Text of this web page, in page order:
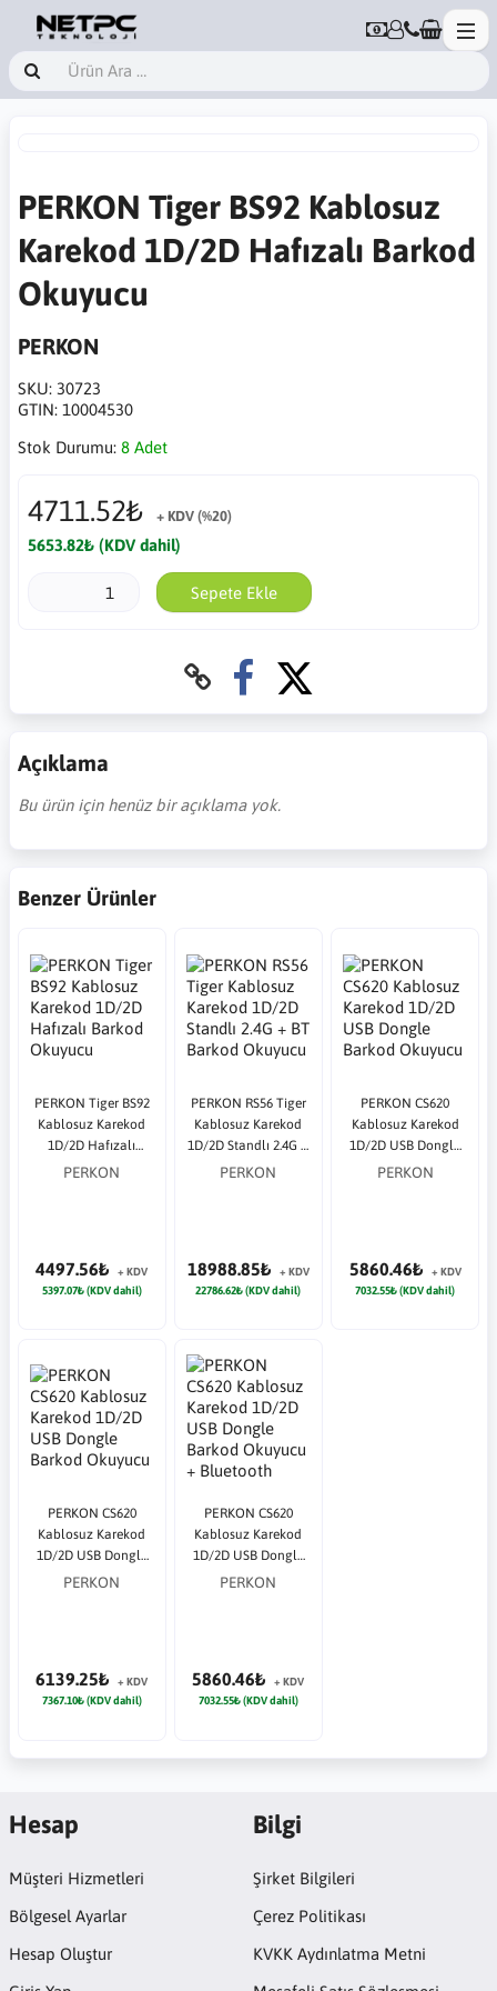
PERKON Tiger BS92 Kablosuz
Karekod 1D/2D Hafızalı Barkod
Okuyucu
PERKON
SKU: 30723
GTIN: 10004530
Stok Durumu: 8 Adet
4711.52₺ + KDV (%20)
5653.82₺ (KDV dahil)
Sepete Ekle
Açıklama
Bu ürün için henüz bir açıklama yok.
Benzer Ürünler
PERKON Tiger BS92
Kablosuz Karekod
1D/2D Hafızalı
Barkod Okuyucu
PERKON
4497.56₺
+ KDV
5397.07₺ (KDV dahil)
PERKON RS56 Tiger
Kablosuz Karekod
1D/2D Standlı 2.4G +
BT Barkod Okuyucu
PERKON
18988.85₺
+ KDV
22786.62₺ (KDV dahil)
PERKON CS620
Kablosuz Karekod
1D/2D USB Dongle
Barkod Okuyucu
PERKON
5860.46₺
+ KDV
7032.55₺ (KDV dahil)
PERKON CS620
Kablosuz Karekod
1D/2D USB Dongle
Barkod Okuyucu
PERKON
6139.25₺
+ KDV
7367.10₺ (KDV dahil)
PERKON CS620
Kablosuz Karekod
1D/2D USB Dongle
Barkod Okuyucu +
PERKON
5860.46₺
+ KDV
7032.55₺ (KDV dahil)
Hesap
Müşteri Hizmetleri
Bölgesel Ayarlar
Hesap Oluştur
Bilgi
Şirket Bilgileri
Çerez Politikası
KVKK Aydınlatma Metni